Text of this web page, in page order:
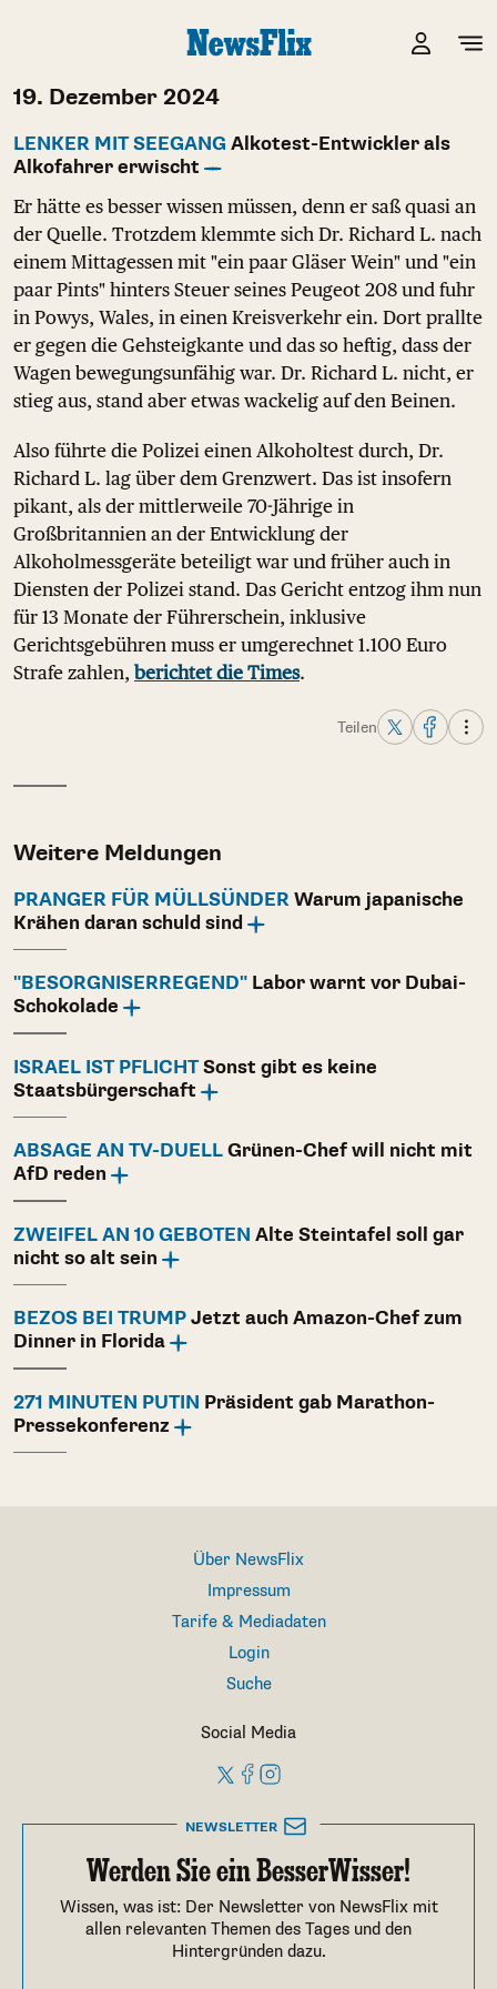
19. Dezember 2024
LENKER MIT SEEGANG Alkotest-Entwickler als
Alkofahrer erwischt
Er hätte es besser wissen müssen, denn er saß quasi an
der Quelle. Trotzdem klemmte sich Dr. Richard L. nach
einem Mittagessen mit "ein paar Gläser Wein" und "ein
paar Pints" hinters Steuer seines Peugeot 208 und fuhr
in Powys, Wales, in einen Kreisverkehr ein. Dort prallte
er gegen die Gehsteigkante und das so heftig, dass der
Wagen bewegungsunfähig war. Dr. Richard L. nicht, er
stieg aus, stand aber etwas wackelig auf den Beinen.
Also führte die Polizei einen Alkoholtest durch, Dr.
Richard L. lag über dem Grenzwert. Das ist insofern
pikant, als der mittlerweile 70-Jährige in
Großbritannien an der Entwicklung der
Alkoholmessgeräte beteiligt war und früher auch in
Diensten der Polizei stand. Das Gericht entzog ihm nun
für 13 Monate der Führerschein, inklusive
Gerichtsgebühren muss er umgerechnet 1.100 Euro
Strafe zahlen, berichtet die Times.
Teilen
Weitere Meldungen
PRANGER FÜR MÜLLSÜNDER Warum japanische
Krähen daran schuld sind
"BESORGNISERREGEND" Labor warnt vor Dubai-
Schokolade
ISRAEL IST PFLICHTSonst gibt es keine
Staatsbürgerschaft
ABSAGE AN TV-DUELL Grünen-Chef will nicht mit
AfD reden
ZWEIFEL AN 10 GEBOTEN Alte Steintafel soll gar
nicht so alt sein
BEZOS BEI TRUMP Jetzt auch Amazon-Chef zum
Dinner in Florida
271 MINUTEN PUTIN Präsident gab Marathon-
Pressekonferenz
Über NewsFlix
Impressum
Tarife & Mediadaten
Login
Suche
Social Media
NEWSLETTER
Werden Sie ein BesserWisser!
Wissen, was ist: Der Newsletter von NewsFlix mit
allen relevanten Themen des Tages und den
Hintergründen dazu.